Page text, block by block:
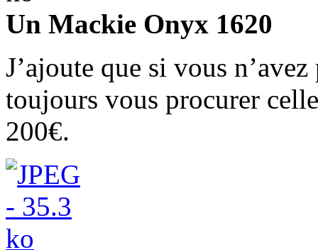
Un Mackie Onyx 1620
J’ajoute que si vous
toujours vous procurer
200€.